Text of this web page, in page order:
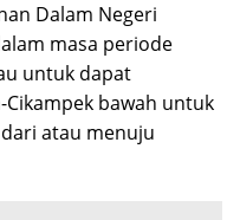
Dalam Negeri
masa periode
untuk dapat
Cikampek bawah untuk
atau menuju